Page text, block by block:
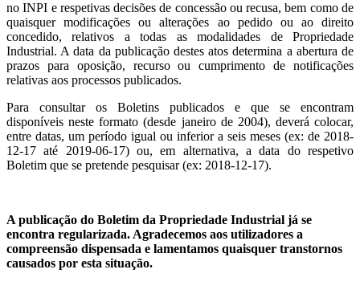
no INPI e respetivas decisões de concessão ou recusa, bem como de
quaisquer modificações ou alterações ao pedido ou ao direito
concedido, relativos a todas as modalidades de Propriedade
Industrial. A data da publicação destes atos determina a abertura de
prazos para oposição, recurso ou cumprimento de notificações
relativas aos processos publicados.
Para consultar os Boletins publicados e que se encontram
disponíveis neste formato (desde janeiro de 2004), deverá colocar,
entre datas, um período igual ou inferior a seis meses (ex: de 2018-
12-17 até 2019-06-17) ou, em alternativa, a data do respetivo
Boletim que se pretende pesquisar (ex: 2018-12-17).
A publicação do Boletim da Propriedade Industrial já se
encontra regularizada. Agradecemos aos utilizadores a
compreensão dispensada e lamentamos quaisquer transtornos
causados por esta situação.